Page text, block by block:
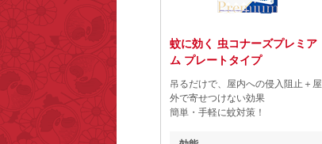
蚊に効く 虫コナーズプレミア
ム プレートタイプ
吊るだけで、屋内への侵入阻止＋屋
外で寄せつけない効果
簡単・手軽に蚊対策！